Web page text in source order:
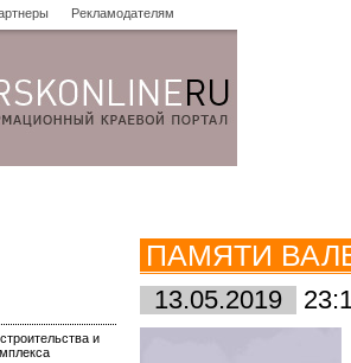
Рекламодателям
и
ПАМЯТИ
13.05.2019